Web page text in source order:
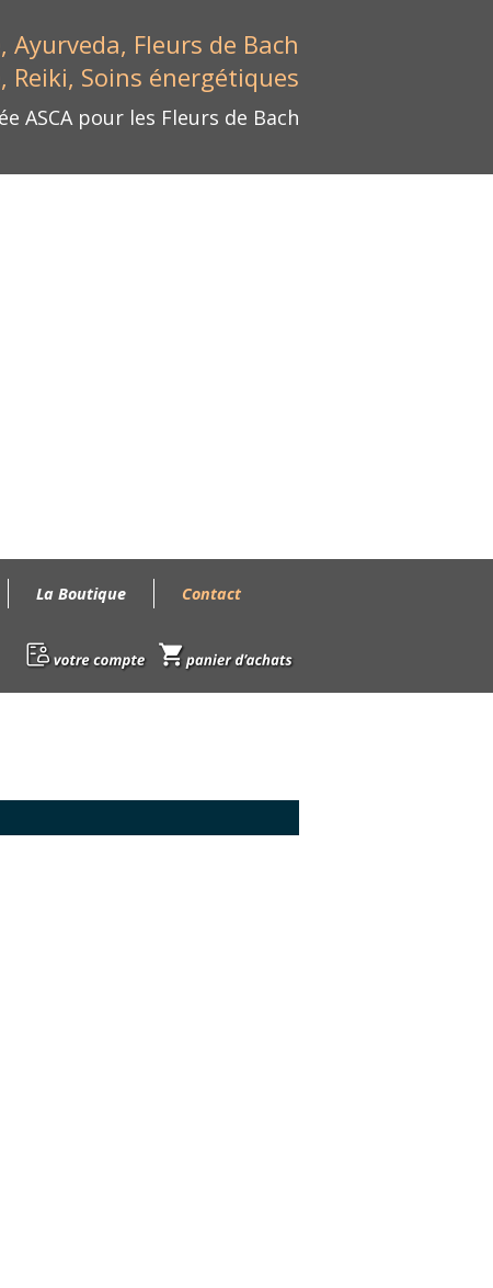
Fleurs de Bach
Soins énergétiques
ASCA pour les Fleurs de Bach
La Boutique Contact